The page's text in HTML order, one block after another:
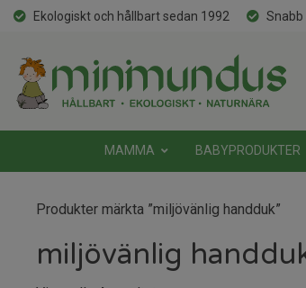
Ekologiskt och hållbart sedan 1992 Snabb
MAMMA BABYPRODUKTER
Produkter märkta ”miljövänlig handduk”
miljövänlig